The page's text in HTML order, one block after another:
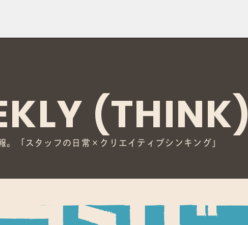
(THINK)
。 スタッフの日常×クリエイティブシンキング 」